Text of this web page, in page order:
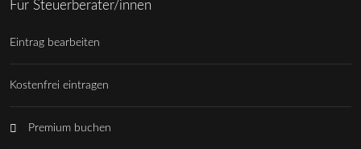
Für Steuerberater/innen
Eintrag bearbeiten
Kostenfrei eintragen
Premium buchen